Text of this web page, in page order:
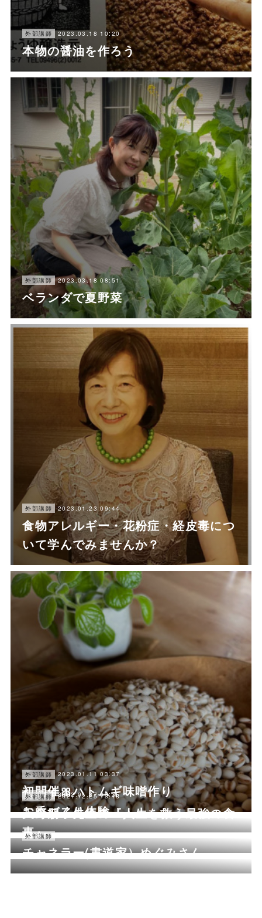
外部講師 2023.03.18 10:20
本物の醤油を作ろう
外部講師 2023.03.18 08:51
ベランダで夏野菜
外部講師 2023.01.23 09:44
食物アレルギー・花粉症・経皮毒につ
いて学んでみませんか？
外部講師 2023.01.11 03:37
初開催🎀ハトムギ味噌作り
外部講師 2022.01.27 05:35
お香づくり体験
外部講師 2021.12.25 13:48
天野朋子先生の『人生を救う最強の食
事』
外部講師
チャネラー(書道家）めぐみさん